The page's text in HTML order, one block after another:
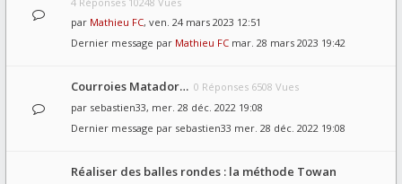
par Mathieu FC, ven. 24 mars 2023 12:51
Dernier message par Mathieu FC mar. 28 mars 2023 19:42
Courroies Matador… 0 Réponses 6508 Vues
par sebastien33, mer. 28 déc. 2022 19:08
Dernier message par sebastien33 mer. 28 déc. 2022 19:08
Réaliser des balles rondes : la méthode Towan